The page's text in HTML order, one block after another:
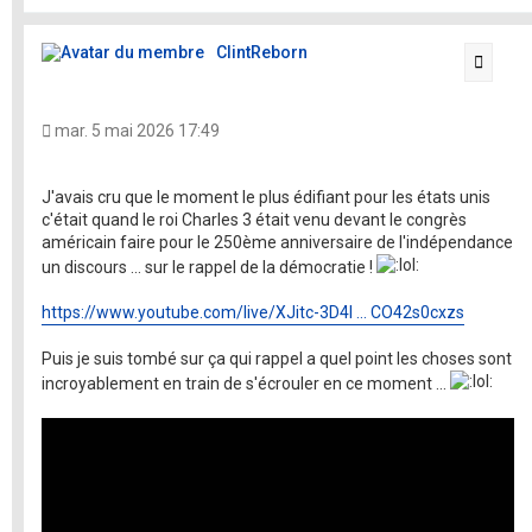
ClintReborn
mar. 5 mai 2026 17:49
J'avais cru que le moment le plus édifiant pour les états unis
c'était quand le roi Charles 3 était venu devant le congrès
américain faire pour le 250ème anniversaire de l'indépendance
un discours ... sur le rappel de la démocratie !
https://www.youtube.com/live/XJitc-3D4l ... CO42s0cxzs
Puis je suis tombé sur ça qui rappel a quel point les choses sont
incroyablement en train de s'écrouler en ce moment ...